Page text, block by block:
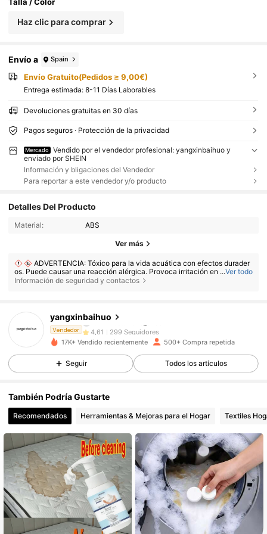
Haz clic para comprar
Envío a Spain
Envío Gratuito(Pedidos ≥ 9,00€)
Entrega estimada: 8-11 Días Laborables
Devoluciones gratuitas en 30 días
Pagos seguros · Protección de la privacidad
Mercado
Vendido por el vendedor profesional: yangxinbaihuo y
enviado por SHEIN
Información y bligaciones del Vendedor
Para reportar a este vendedor y/o producto
Detalles Del Producto
Material: ABS
Ver más
ADVERTENCIA: Tóxico para la vida acuática con efectos durader
os. Puede causar una reacción alérgica. Provoca irritación en la piel y l
os ojos. No ingerir. Si se ingiere, busque atención médica de inmediato y
...Ver todo
Información de seguridad y contactos
yangxinbaihuo
Vendedor 4,61 299 Seguidores
299 Seguidores
4,61 299 Seguidores
4,61 299 Seguidores
4,61 299 Seguidores
17K+ Vendido recientemente 500+ Compra repetida
Seguir Todos los artículos
También Podría Gustarte
Recomendados Herramientas & Mejoras para el Hogar Textiles